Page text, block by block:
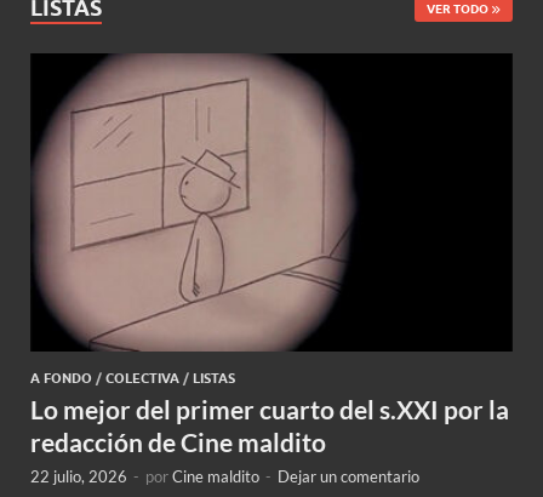
LISTAS VER TODO
A FONDO / COLECTIVA / LISTAS
Lo mejor del primer cuarto del s.XXI por la
redacción de Cine maldito
22 julio, 2026 - porCine maldito - Dejar un comentario